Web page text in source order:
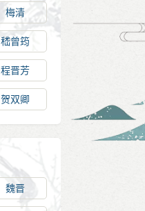
梅清
嵇曾筠
程晋芳
贺双卿
魏晋